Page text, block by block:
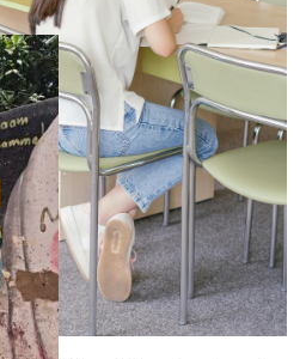
victimes de la guerre, des
déplacements de